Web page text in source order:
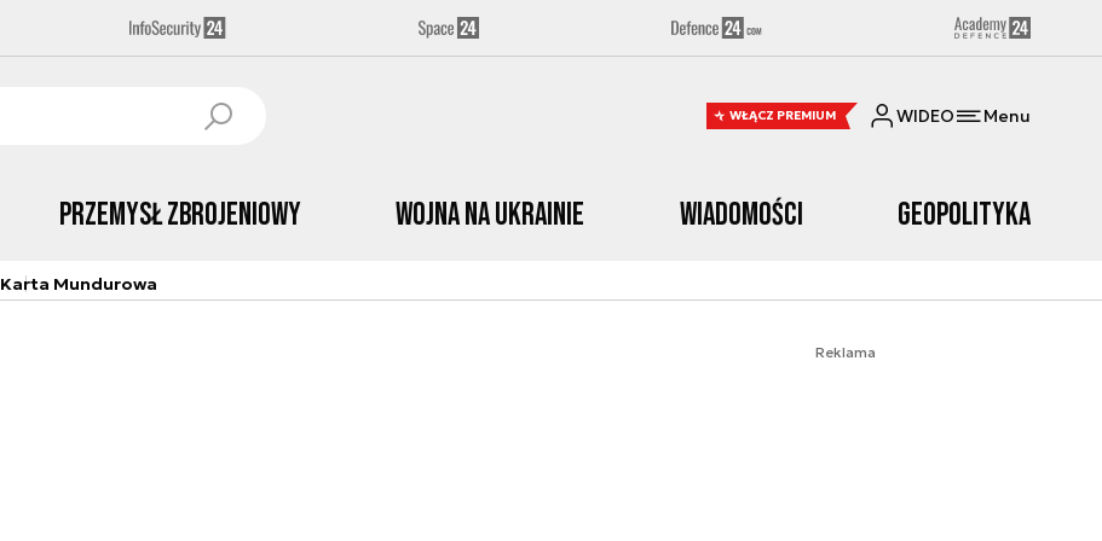
WŁĄCZ PREMIUM WIDEO Menu
Przemysł Zbrojeniowy Wojna na Ukrainie Wiadomości Geopolityka
Karta Mundurowa
Reklama